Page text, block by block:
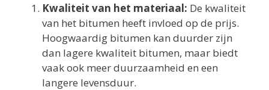
Kwaliteit van het materiaal: De kwaliteit
van het bitumen heeft invloed op de prijs.
Hoogwaardig bitumen kan duurder zijn
dan lagere kwaliteit bitumen, maar biedt
vaak ook meer duurzaamheid en een
langere levensduur.